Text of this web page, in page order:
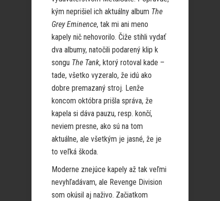
kým neprišiel ich aktuálny album The
Grey Eminence, tak mi ani meno
kapely nič nehovorilo. Čiže stihli vydať
dva albumy, natočili podarený klip k
songu The Tank, ktorý rotoval kade –
tade, všetko vyzeralo, že idú ako
dobre premazaný stroj. Lenže
koncom októbra prišla správa, že
kapela si dáva pauzu, resp. končí,
neviem presne, ako sú na tom
aktuálne, ale všetkým je jasné, že je
to veľká škoda.
Moderne znejúce kapely až tak veľmi
nevyhľadávam, ale Revenge Division
som okúsil aj naživo. Začiatkom